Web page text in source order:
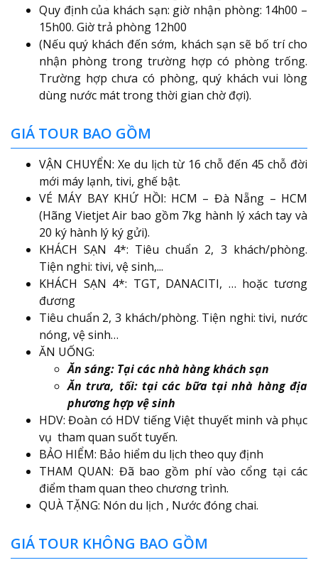
Quy định của khách sạn: giờ nhận phòng: 14h00 –
15h00. Giờ trả phòng 12h00
(Nếu quý khách đến sớm, khách sạn sẽ bố trí cho
nhận phòng trong trường hợp có phòng trống.
Trường hợp chưa có phòng, quý khách vui lòng
dùng nước mát trong thời gian chờ đợi).
GIÁ TOUR BAO GỒM
VẬN CHUYỂN: Xe du lịch từ 16 chỗ đến 45 chỗ đời
mới máy lạnh, tivi, ghế bật.
VÉ MÁY BAY KHỨ HỒI: HCM – Đà Nẵng – HCM
(Hãng Vietjet Air bao gồm 7kg hành lý xách tay và
20 ký hành lý ký gửi).
KHÁCH SẠN 4*: Tiêu chuẩn 2, 3 khách/phòng.
Tiện nghi: tivi, vệ sinh,...
KHÁCH SẠN 4*: TGT, DANACITI, … hoặc tương
đương
Tiêu chuẩn 2, 3 khách/phòng. Tiện nghi: tivi, nước
nóng, vệ sinh…
ĂN UỐNG:
Ăn sáng: Tại các nhà hàng khách sạn
Ăn trưa, tối: tại các bữa tại nhà hàng địa
phương hợp vệ sinh
HDV: Đoàn có HDV tiếng Việt thuyết minh và phục
vụ tham quan suốt tuyến.
BẢO HIỂM: Bảo hiểm du lịch theo quy định
THAM QUAN: Đã bao gồm phí vào cổng tại các
điểm tham quan theo chương trình.
QUÀ TẶNG: Nón du lịch , Nước đóng chai.
GIÁ TOUR KHÔNG BAO GỒM